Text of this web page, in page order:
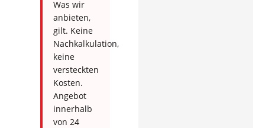
Was wir
anbieten,
gilt. Keine
Nachkalkulation,
keine
versteckten
Kosten.
Angebot
innerhalb
von 24